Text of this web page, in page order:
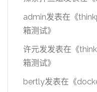
admin发表在《
箱测试》
许元发发表在《
箱测试》
bertly发表在《